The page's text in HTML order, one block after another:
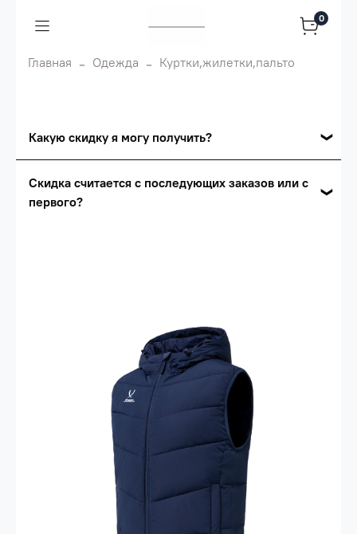
0
Главная Одежда Куртки,жилетки,пальто
Какую скидку я могу получить?
Сумма скидки зависит от стоимости вашего
сумма всех заказов за 6 месяцев -
30.000 рублей.
- сумма всех заказов за 6 месяцев
80.000 рублей
(36%) - сумма всех заказов за 6 месяцев
200.000 рублей.
сумма всех заказов за 6 месяцев -
400.000 рублей.
Скидка считается с последующих заказов или с
первого?